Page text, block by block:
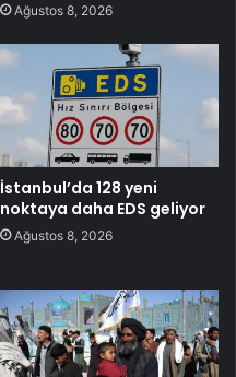
Ağustos 8, 2026
İstanbul’da 128 yeni
noktaya daha EDS geliyor
Ağustos 8, 2026